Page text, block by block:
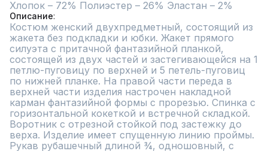
Описание
Костюм женский двухпредметный, состоящий из
жакета без подкладки и юбки. Жакет прямого
силуэта с притачной фантазийной планкой,
состоящей из двух частей и застегивающейся на 1
петлю-пуговицу по верхней и 5 петель-пуговиц
по нижней планке. На правой части переда в
верхней части изделия настрочен накладной
карман фантазийной формы с прорезью. Спинка с
горизонтальной кокеткой и встречной складкой.
Воротник с отрезной стойкой под застежку до
верха. Изделие имеет спущенную линию проймы.
Рукав рубашечный длиной ¾, одношовный, с